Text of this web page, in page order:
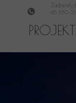
+48 880